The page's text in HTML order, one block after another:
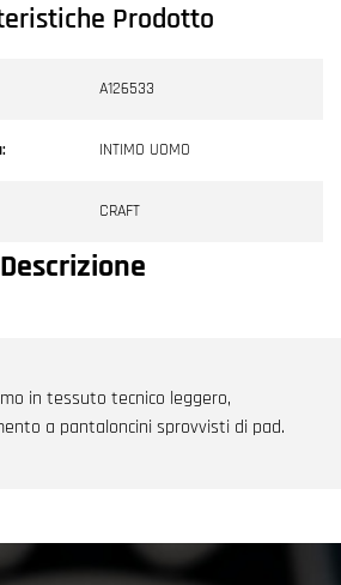
Prodotto
A126533
INTIMO UOMO
CRAFT
Descrizione
in tessuto tecnico leggero,
a pantaloncini sprovvisti di pad.